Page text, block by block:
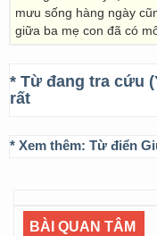
mưu sống hàng ngày
giữa ba mẹ con đã có
* Từ đang tra cứu
rất
* Xem thêm: Từ điển
BÀI QUAN TÂM